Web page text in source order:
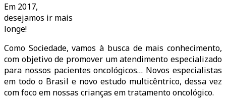
Em 2017,
desejamos ir mais
longe!
Como Sociedade, vamos à busca de mais conhecimento,
com objetivo de promover um atendimento especializado
para nossos pacientes oncológicos… Novos especialistas
em todo o Brasil e novo estudo multicêntrico, dessa vez
com foco em nossas crianças em tratamento oncológico.